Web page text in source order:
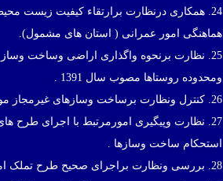
24. همکاری درنظارت برارتقاء کیفیت زیست
هماهنگی امور عمرانی ( استان های مشمول).
25. نظارت برنحوه واگذاری اراضی وساخت
ومحدوده روستاها مصوب سال 1391 .
26. کنترل ونظارت برساخت وسازهای غیرمجاز موضوع کمیسیون ماده 99 قانون شهرداری هاو انجام امور دبیرخانه ای مربوطه .
27. نظارت وپیگیری امورمرتبط با اجرای طرح
استحکام ساخت وسازها .
28. بررسی ونظارت براجرای صحیح طرح تملک